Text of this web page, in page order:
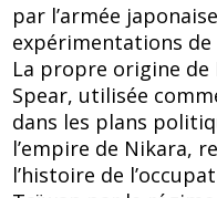
par l’armée
expérimentations de
La propre origine de
Spear, utilisée
dans les plans
l’empire de Nikara,
l’histoire de